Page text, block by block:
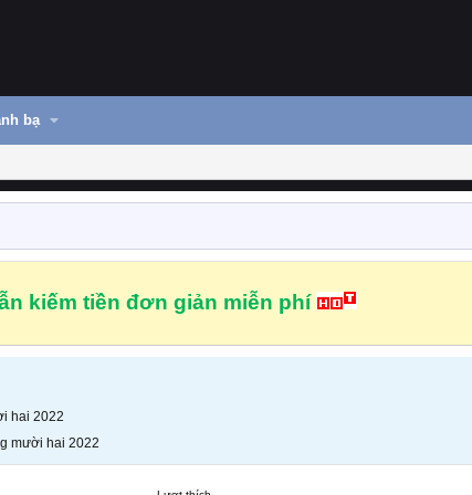
bạ
kiếm tiền đơn giản miễn phí
hai 2022
mười hai 2022